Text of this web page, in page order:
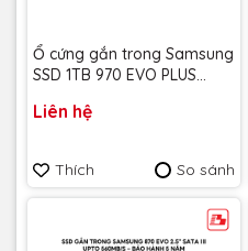
Ổ cứng gắn trong Samsung
SSD 1TB 970 EVO PLUS
Bảo Hành 5 năm
Liên hệ
Thích So sánh